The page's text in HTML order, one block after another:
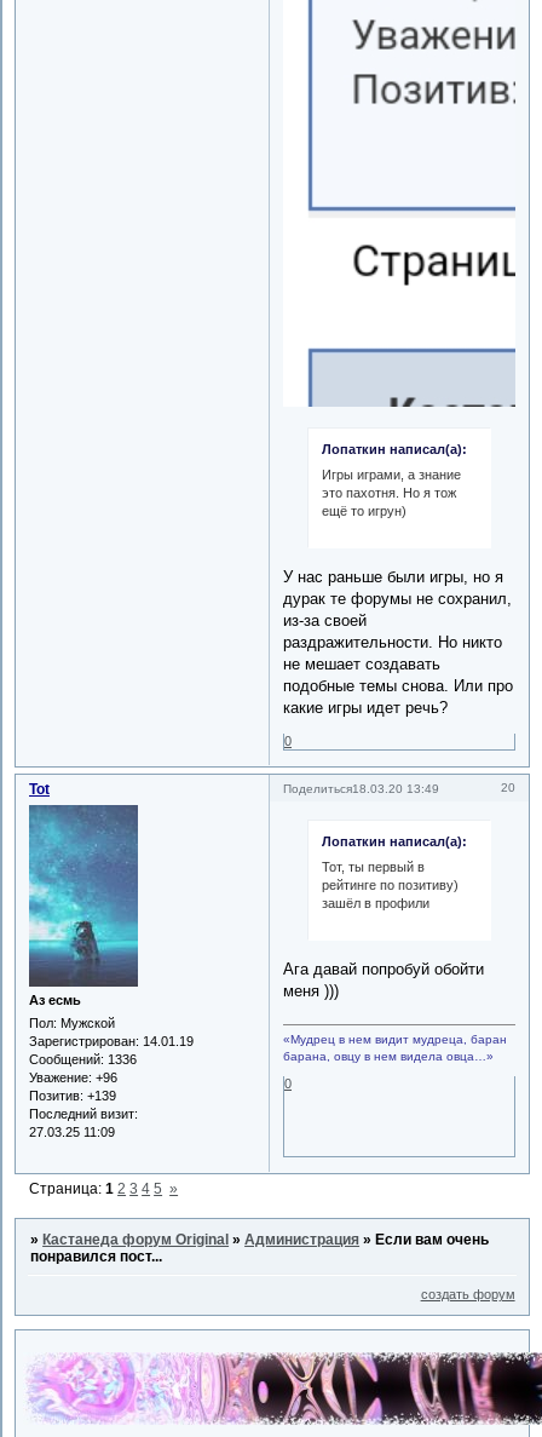
Лопаткин написал(а):
Игры играми, а знание
это пахотня. Но я тож
ещё то игрун)
У нас раньше были игры, но я
дурак те форумы не сохранил,
из-за своей
раздражительности. Но никто
не мешает создавать
подобные темы снова. Или про
какие игры идет речь?
0
Поделиться 20
18.03.20 13:49
Tot
Аз есмь
Пол: Мужской
Зарегистрирован: 14.01.19
Сообщений: 1336
Уважение: +96
Позитив: +139
Последний визит:
27.03.25 11:09
Лопаткин написал(а):
Тот, ты первый в
рейтинге по позитиву)
зашёл в профили
Ага давай попробуй обойти
меня )))
«Мудрец в нем видит мудреца, баран
барана, овцу в нем видела овца…»
0
Страница:1 2 3 4 5 »
»Кастанеда форум Original »Администрация »Если вам очень
понравился пост...
создать форум